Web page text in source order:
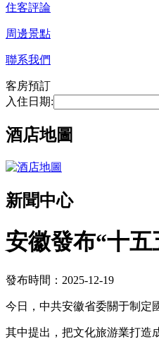
住客評論
周邊景點
聯系我們
客房預訂
入住日期:
酒店地圖
新聞中心
安徽發布“十
發布時間：2025-12-19
今日，中共安徽省委關于制定
其中提出，把文化旅游業打造